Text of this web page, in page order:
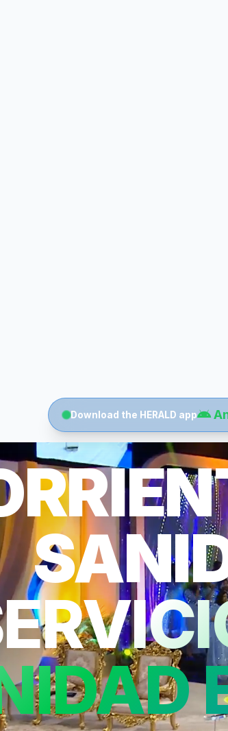
Download the HERALD app